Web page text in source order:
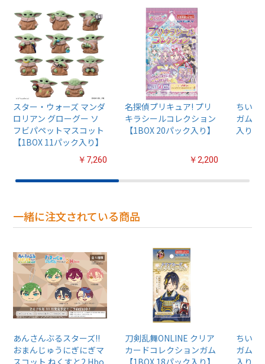
スター・ウォーズ マンダ
ロリアン グローグー ソ
フビパペットマスコット
【1BOX 11パック入り】
￥7,260
名探偵プリキュア! プリ
キラシールコレクション
【1BOX 20パック入り】
￥2,200
ちいか
ガム4
入り】
一緒に注文されている商品
あんさんぶるスターズ!!
おまんじゅうにぎにぎマ
刀剣乱舞ONLINE クリア
カードコレクションガム
ちいか
ガム4